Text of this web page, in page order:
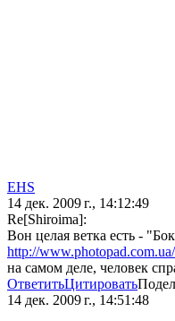
EHS
14 дек. 2009 г., 14:12:49
Re[Shiroima]:
Вон целая ветка есть -
http://
на самом деле, человек
ОтветитьЦитировать
14 дек. 2009 г., 14:51:48